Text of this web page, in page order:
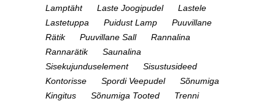
Lamptäht
Laste Joogipudel
Lastele
Lastetuppa
Puidust Lamp
Puuvillane
Rätik
Puuvillane Sall
Rannalina
Rannarätik
Saunalina
Sisekujunduselement
Sisustusideed
Kontorisse
Spordi Veepudel
Sõnumiga
Kingitus
Sõnumiga Tooted
Trenni